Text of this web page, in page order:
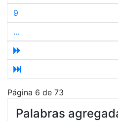
9
...
Página 6 de 73
Palabras